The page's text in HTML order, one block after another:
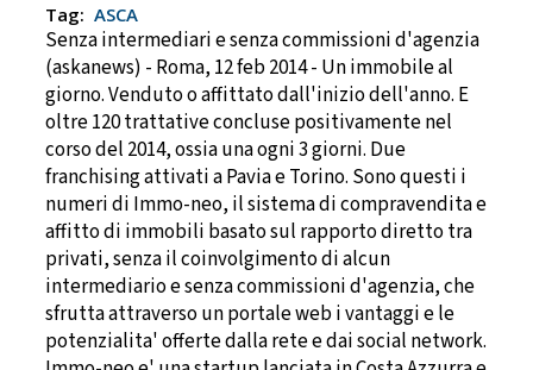
Tag: ASCA
Senza intermediari e senza commissioni d'agenzia
(askanews) - Roma, 12 feb 2014 - Un immobile al
giorno. Venduto o affittato dall'inizio dell'anno. E
oltre 120 trattative concluse positivamente nel
corso del 2014, ossia una ogni 3 giorni. Due
franchising attivati a Pavia e Torino. Sono questi i
numeri di Immo-neo, il sistema di compravendita e
affitto di immobili basato sul rapporto diretto tra
privati, senza il coinvolgimento di alcun
intermediario e senza commissioni d'agenzia, che
sfrutta attraverso un portale web i vantaggi e le
potenzialita' offerte dalla rete e dai social network.